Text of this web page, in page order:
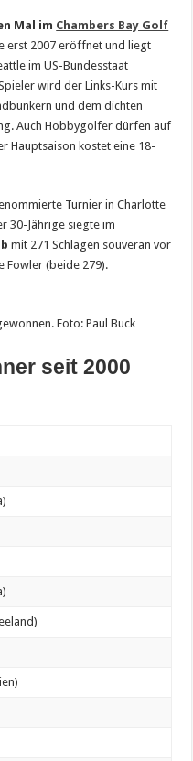
Mal im Chambers Bay Golf
erst 2007 eröffnet und liegt
im US-Bundesstaat
wird der Links-Kurs mit
und dem dichten
Auch Hobbygolfer dürfen auf
Hauptsaison kostet eine 18-
Turnier in Charlotte
30-Jährige siegte im
mit 271 Schlägen souverän vor
Fowler (beide 279).
Foto: Paul Buck
seit 2000